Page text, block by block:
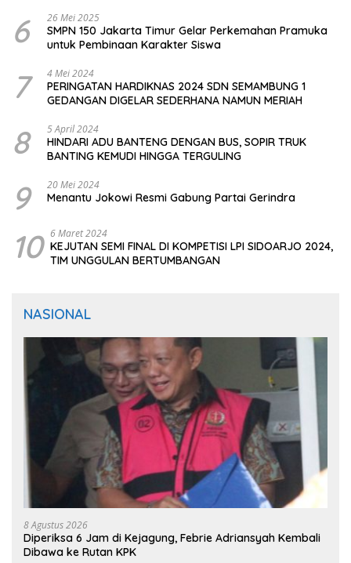
6 26 Mei 2025
SMPN 150 Jakarta Timur Gelar Perkemahan Pramuka
untuk Pembinaan Karakter Siswa
7 4 Mei 2024
PERINGATAN HARDIKNAS 2024 SDN SEMAMBUNG 1
GEDANGAN DIGELAR SEDERHANA NAMUN MERIAH
8 5 April 2024
HINDARI ADU BANTENG DENGAN BUS, SOPIR TRUK
BANTING KEMUDI HINGGA TERGULING
9 20 Mei 2024
Menantu Jokowi Resmi Gabung Partai Gerindra
10 6 Maret 2024
KEJUTAN SEMI FINAL DI KOMPETISI LPI SIDOARJO 2024,
TIM UNGGULAN BERTUMBANGAN
NASIONAL
8 Agustus 2026
Diperiksa 6 Jam di Kejagung, Febrie Adriansyah Kembali
Dibawa ke Rutan KPK